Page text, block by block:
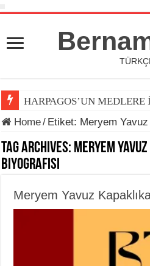
HARPAGOS’UN
Home/ Etiket: Meryem
Tag Archives: Meryem
Biyografisi
Meryem Yavuz